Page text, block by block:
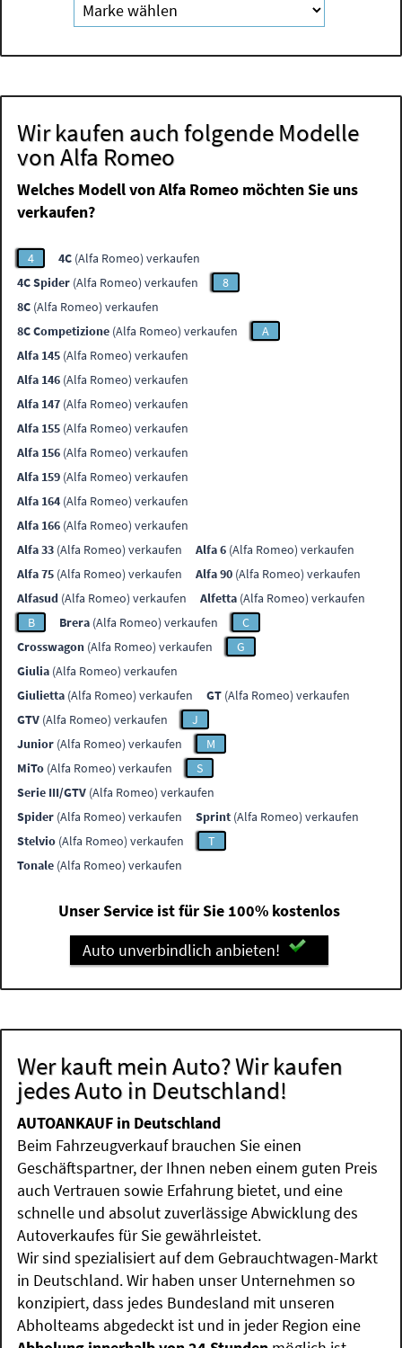
Wir kaufen auch folgende Modelle
von Alfa Romeo
Welches Modell von Alfa Romeo möchten Sie uns
verkaufen?
4 4C (Alfa Romeo) verkaufen
4C Spider (Alfa Romeo) verkaufen
8
8C (Alfa Romeo) verkaufen
8C Competizione (Alfa Romeo) verkaufen
A
Alfa 145 (Alfa Romeo) verkaufen
Alfa 146 (Alfa Romeo) verkaufen
Alfa 147 (Alfa Romeo) verkaufen
Alfa 155 (Alfa Romeo) verkaufen
Alfa 156 (Alfa Romeo) verkaufen
Alfa 159 (Alfa Romeo) verkaufen
Alfa 164 (Alfa Romeo) verkaufen
Alfa 166 (Alfa Romeo) verkaufen
Alfa 33 (Alfa Romeo) verkaufen Alfa 6 (Alfa Romeo) verkaufen
Alfa 75 (Alfa Romeo) verkaufen Alfa 90 (Alfa Romeo) verkaufen
Alfasud (Alfa Romeo) verkaufen Alfetta (Alfa Romeo) verkaufen
B
Brera (Alfa Romeo) verkaufen
C
Crosswagon (Alfa Romeo) verkaufen
G
Giulia (Alfa Romeo) verkaufen
Giulietta (Alfa Romeo) verkaufen GT (Alfa Romeo) verkaufen
GTV (Alfa Romeo) verkaufen
J
Junior (Alfa Romeo) verkaufen
M
MiTo (Alfa Romeo) verkaufen
S
Serie III/GTV (Alfa Romeo) verkaufen
Spider (Alfa Romeo) verkaufen Sprint (Alfa Romeo) verkaufen
Stelvio (Alfa Romeo) verkaufen
T
Tonale (Alfa Romeo) verkaufen
Unser Service ist für Sie 100% kostenlos
Auto unverbindlich anbieten!
Wer kauft mein Auto? Wir kaufen
jedes Auto in Deutschland!
AUTOANKAUF in Deutschland
Beim Fahrzeugverkauf brauchen Sie einen
Geschäftspartner, der Ihnen neben einem guten Preis
auch Vertrauen sowie Erfahrung bietet, und eine
schnelle und absolut zuverlässige Abwicklung des
Autoverkaufes für Sie gewährleistet.
Wir sind spezialisiert auf dem Gebrauchtwagen-Markt
in Deutschland. Wir haben unser Unternehmen so
konzipiert, dass jedes Bundesland mit unseren
Abholteams abgedeckt ist und in jeder Region eine